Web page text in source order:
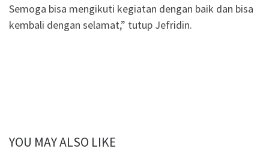
Semoga bisa mengikuti kegiatan dengan baik dan bisa
kembali dengan selamat,” tutup Jefridin.
YOU MAY ALSO LIKE